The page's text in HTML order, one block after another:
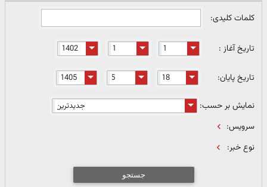
کلمات کلیدی:
تاریخ آغاز :
تاریخ پایان:
نمایش بر حسب:
سرویس:
نوع خبر:
جستجو